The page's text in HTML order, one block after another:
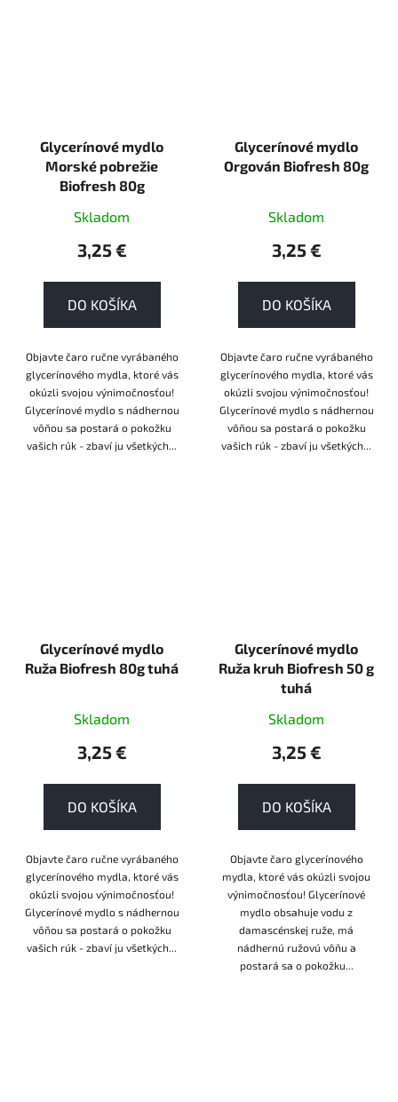
Glycerínové mydlo
Morské pobrežie
Biofresh 80g
Skladom
3,25 €
DO KOŠÍKA
Objavte čaro ručne vyrábaného
glycerínového mydla, ktoré vás
okúzli svojou výnimočnosťou!
Glycerínové mydlo s nádhernou
vôňou sa postará o pokožku
vašich rúk - zbaví ju všetkých...
Glycerínové mydlo
Orgován Biofresh 80g
Skladom
3,25 €
DO KOŠÍKA
Objavte čaro ručne vyrábaného
glycerínového mydla, ktoré vás
okúzli svojou výnimočnosťou!
Glycerínové mydlo s nádhernou
vôňou sa postará o pokožku
vašich rúk - zbaví ju všetkých...
Glycerínové mydlo
Ruža Biofresh 80g tuhá
Skladom
3,25 €
DO KOŠÍKA
Objavte čaro ručne vyrábaného
glycerínového mydla, ktoré vás
okúzli svojou výnimočnosťou!
Glycerínové mydlo s nádhernou
vôňou sa postará o pokožku
vašich rúk - zbaví ju všetkých...
Glycerínové mydlo
Ruža kruh Biofresh 50 g
tuhá
Skladom
3,25 €
DO KOŠÍKA
Objavte čaro glycerínového
mydla, ktoré vás okúzli svojou
výnimočnosťou! Glycerínové
mydlo obsahuje vodu z
damascénskej ruže, má
nádhernú ružovú vôňu a
postará sa o pokožku...